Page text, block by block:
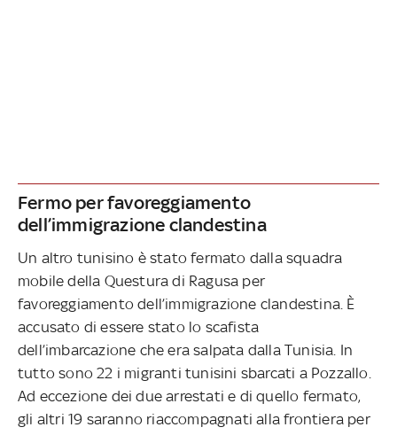
Fermo per favoreggiamento
dell’immigrazione clandestina
Un altro tunisino è stato fermato dalla squadra
mobile della Questura di Ragusa per
favoreggiamento dell’immigrazione clandestina. È
accusato di essere stato lo scafista
dell’imbarcazione che era salpata dalla Tunisia. In
tutto sono 22 i migranti tunisini sbarcati a Pozzallo.
Ad eccezione dei due arrestati e di quello fermato,
gli altri 19 saranno riaccompagnati alla frontiera per